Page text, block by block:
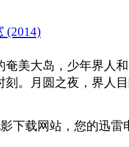
(2014)
奄美大岛，少年界人
刻。月圆之夜，界人
下载网站，您的迅雷